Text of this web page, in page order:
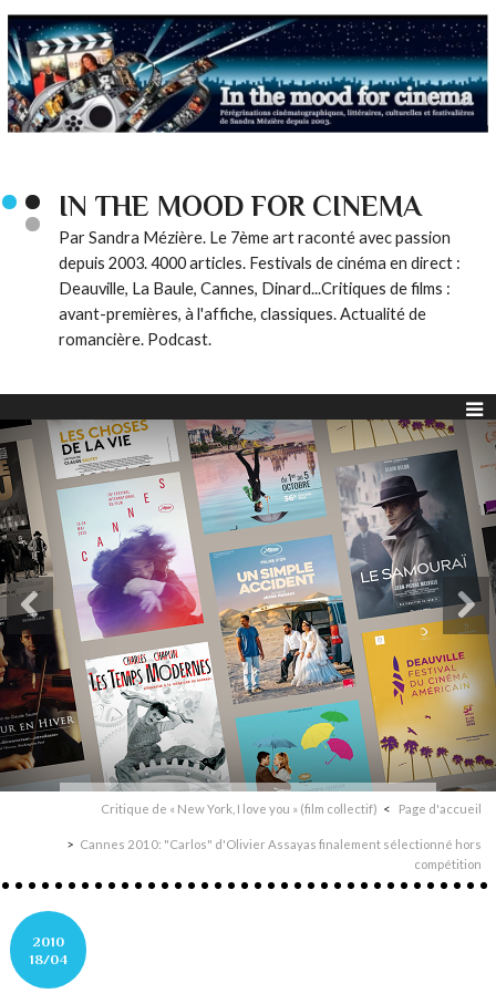
IN THE MOOD FOR CINEMA
Par Sandra Mézière. Le 7ème art raconté avec passion
depuis 2003. 4000 articles. Festivals de cinéma en direct :
Deauville, La Baule, Cannes, Dinard...Critiques de films :
avant-premières, à l'affiche, classiques. Actualité de
romancière. Podcast.
Critique de « New York, I love you » (film collectif) Page d'accueil
Cannes 2010: "Carlos" d'Olivier Assayas finalement sélectionné hors
compétition
2010
18/04